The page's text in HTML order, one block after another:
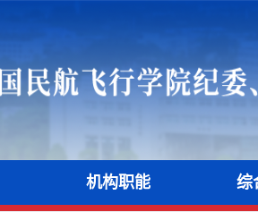
机构职能 综